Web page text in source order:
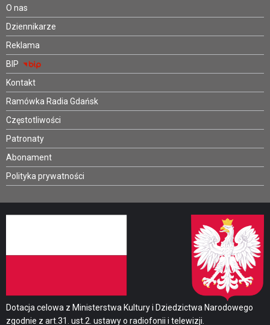
O nas
Dziennikarze
Reklama
BIP
Kontakt
Ramówka Radia Gdańsk
Częstotliwości
Patronaty
Abonament
Polityka prywatności
Dotacja celowa z Ministerstwa Kultury i Dziedzictwa Narodowego
zgodnie z art.31. ust.2. ustawy o radiofonii i telewizji.